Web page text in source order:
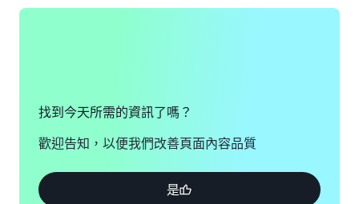
找到今天所需的資訊了嗎？
歡迎告知，以便我們改善頁面內容品質
是